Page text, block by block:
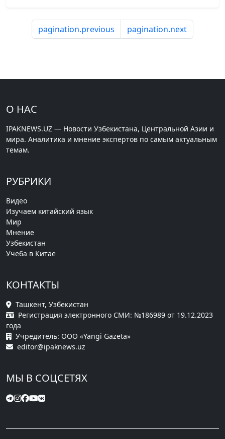
pagination.previous pagination.next
О НАС
IPAKNEWS.UZ — Новости Узбекистана, Центральной Азии и
мира. Аналитика и мнение экспертов по самым актуальным
темам.
РУБРИКИ
Видео
Изучаем китайский язык
Мир
Мнение
Узбекистан
Учеба в Китае
КОНТАКТЫ
Ташкент, Узбекистан
Регистрация электронного СМИ: №186989 от 19.12.2023
года
Учредитель: ООО «Yangi Gazeta»
editor@ipaknews.uz
МЫ В СОЦСЕТЯХ